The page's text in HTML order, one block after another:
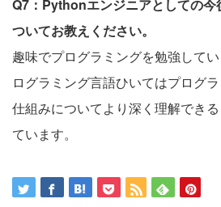
Q7：Pythonエンジニアとしての今
ついてお教えください。
趣味でプログラミングを勉強して
ログラミング言語ひいてはプログ
仕組みについてより深く理解でき
ています。